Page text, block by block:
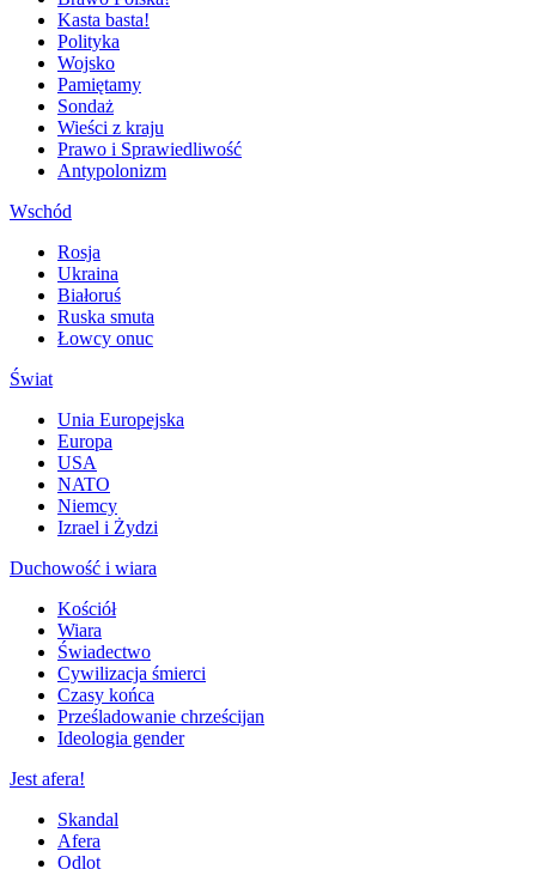
Kasta basta!
Polityka
Wojsko
Pamiętamy
Sondaż
Wieści z kraju
Prawo i Sprawiedliwość
Antypolonizm
Wschód
Rosja
Ukraina
Białoruś
Ruska smuta
Łowcy onuc
Świat
Unia Europejska
Europa
USA
NATO
Niemcy
Izrael i Żydzi
Duchowość i wiara
Kościół
Wiara
Świadectwo
Cywilizacja śmierci
Czasy końca
Prześladowanie chrześcijan
Ideologia gender
Jest afera!
Skandal
Afera
Odlot